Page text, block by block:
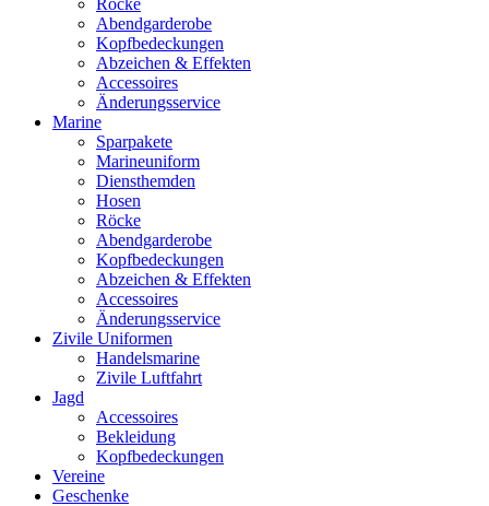
Röcke
Abendgarderobe
Kopfbedeckungen
Abzeichen & Effekten
Accessoires
Änderungsservice
Marine
Sparpakete
Marineuniform
Diensthemden
Hosen
Röcke
Abendgarderobe
Kopfbedeckungen
Abzeichen & Effekten
Accessoires
Änderungsservice
Zivile Uniformen
Handelsmarine
Zivile Luftfahrt
Jagd
Accessoires
Bekleidung
Kopfbedeckungen
Vereine
Geschenke